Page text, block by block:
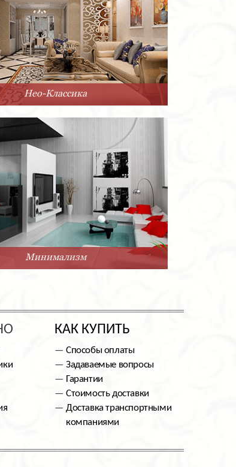
Нео-Классика
Минимализм
КАК КУПИТЬ
Способы оплаты
Задаваемые вопросы
Гарантии
Стоимость доставки
Доставка транспортными
компаниями